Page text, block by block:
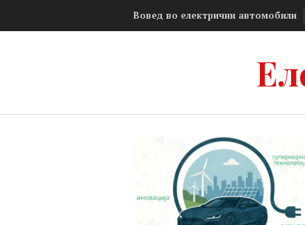
to
Вовед во електрични автомобили